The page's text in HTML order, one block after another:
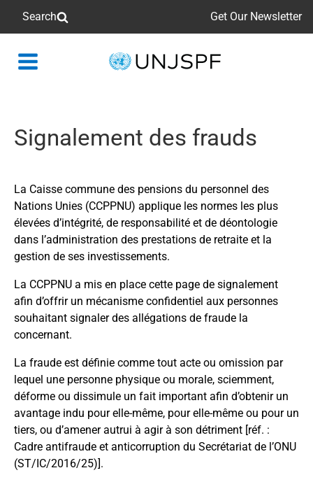
Search Get Our Newsletter
Back
Signalement des frauds
La Caisse commune des pensions du personnel des
Nations Unies (CCPPNU) applique les normes les plus
élevées d’intégrité, de responsabilité et de déontologie
dans l’administration des prestations de retraite et la
gestion de ses investissements.
La CCPPNU a mis en place cette page de signalement
afin d’offrir un mécanisme confidentiel aux personnes
souhaitant signaler des allégations de fraude la
concernant.
La fraude est définie comme tout acte ou omission par
lequel une personne physique ou morale, sciemment,
déforme ou dissimule un fait important afin d’obtenir un
avantage indu pour elle-même, pour elle-même ou pour un
tiers, ou d’amener autrui à agir à son détriment [réf. :
Cadre antifraude et anticorruption du Secrétariat de l’ONU
(ST/IC/2016/25)].